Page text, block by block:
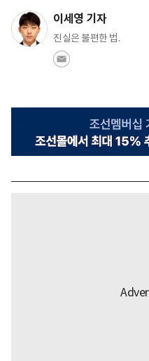
이세영 기자
진실은 불편한 법.